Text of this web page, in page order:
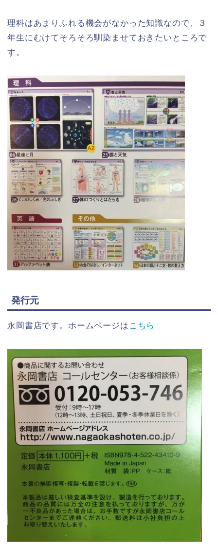
理科はあまりふれる機会がなかった知識なので、３
年生にむけてそろそろ馴染ませておきたいところで
す。
発行元
永岡書店です。ホームページは こちら